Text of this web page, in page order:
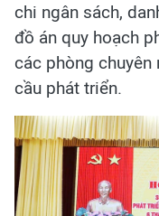
chi ngân sách,
đồ án quy hoạch
các phòng
cầu phát triển.